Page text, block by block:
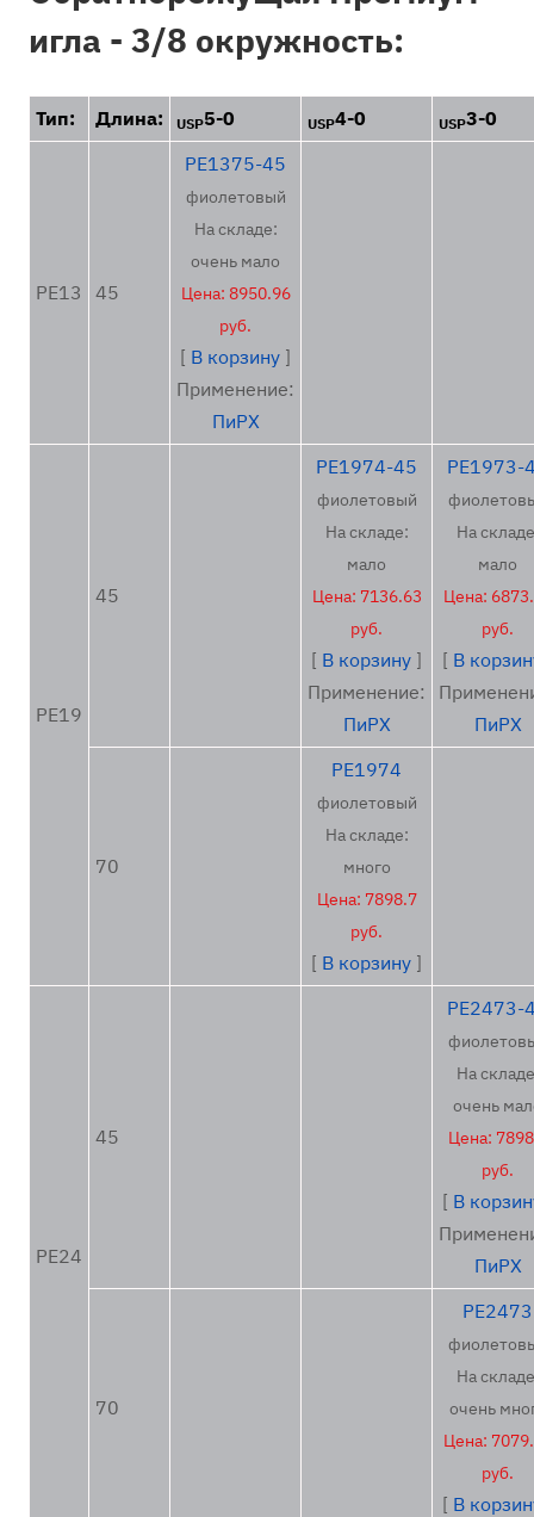
игла - 3/8 окружность:
Тип: Длина: USP5-0 USP4-0 USP3-0
PE13 45
PE1375-45
фиолетовый
На складе:
очень мало
Цена: 8950.96
руб.
[ В корзину ]
Применение:
ПиРХ
PE19
45
PE1974-45
фиолетовый
На складе:
мало
Цена: 7136.63
руб.
[ В корзину ]
Применение:
ПиРХ
PE1973-
На
мало
Цена:
руб.
[ В
ПиРХ
70
PE1974
фиолетовый
На складе:
много
Цена: 7898.7
руб.
[ В корзину ]
PE24
45
PE2473-
На
очень
Цена:
руб.
[ В
ПиРХ
70
PE2473
На
очень
Цена:
руб.
[ В